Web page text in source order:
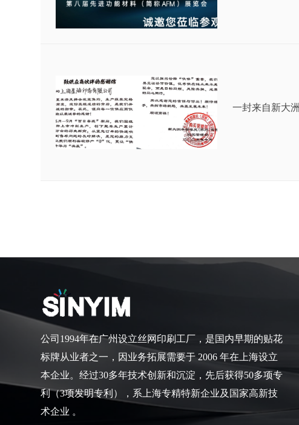
一封来自新大
公司1994年在广州设立丝网印刷工厂，是国内早期的贴花
标牌从业者之一，因业务拓展需要于 2006 年在上海设立
本企业。经过30多年技术创新和沉淀，先后获得50多项专
利（3项发明专利），系上海专精特新企业及国家高新技
术企业 。